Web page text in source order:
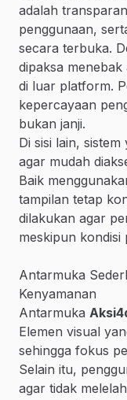
adalah
penggunaan,
secara terbuka.
dipaksa
di luar platform.
kepercayaan
bukan janji.
Di sisi lain,
agar mudah
Baik
tampilan tetap
dilakukan agar
meskipun kondisi
Antarmuka
Kenyamanan
Antarmuka
Elemen visual
sehingga fokus
Selain itu,
agar tidak